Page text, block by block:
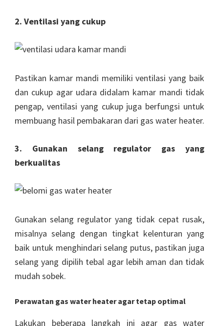
2. Ventilasi yang cukup
Pastikan kamar mandi memiliki ventilasi yang baik
dan cukup agar udara didalam kamar mandi tidak
pengap, ventilasi yang cukup juga berfungsi untuk
membuang hasil pembakaran dari gas water heater.
3. Gunakan selang regulator gas yang
berkualitas
Gunakan selang regulator yang tidak cepat rusak,
misalnya selang dengan tingkat kelenturan yang
baik untuk menghindari selang putus, pastikan juga
selang yang dipilih tebal agar lebih aman dan tidak
mudah sobek.
Perawatan gas water heater agar tetap optimal
Lakukan beberapa langkah ini agar gas water